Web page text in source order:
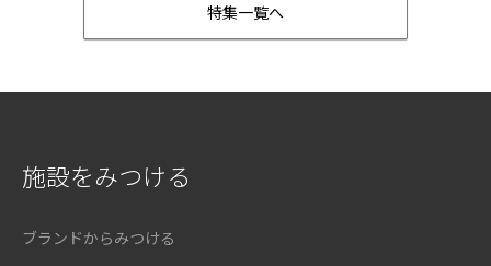
特集一覧へ
施設をみつける
ブランドからみつける